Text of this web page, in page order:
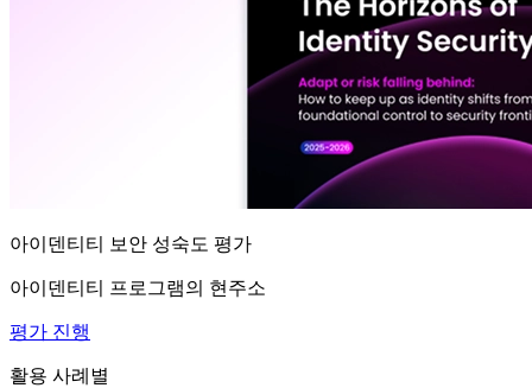
아이덴티티 보안 성숙도 평가
아이덴티티 프로그램의 현주소
평가 진행
활용 사례별